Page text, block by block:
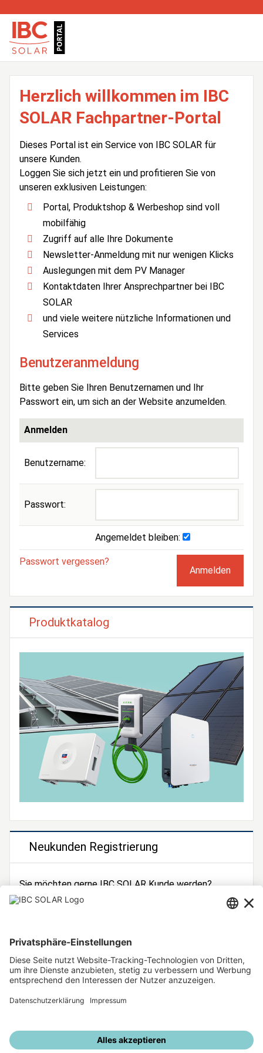
Herzlich willkommen im IBC
SOLAR Fachpartner-Portal
Dieses Portal ist ein Service von IBC SOLAR für
unsere Kunden.
Loggen Sie sich jetzt ein und profitieren Sie von
unseren exklusiven Leistungen:
Portal, Produktshop & Werbeshop sind voll
mobilfähig
Zugriff auf alle Ihre Dokumente
Newsletter-Anmeldung mit nur wenigen Klicks
Auslegungen mit dem PV Manager
Kontaktdaten Ihrer Ansprechpartner bei IBC
SOLAR
und viele weitere nützliche Informationen und
Services
Benutzeranmeldung
Bitte geben Sie Ihren Benutzernamen und Ihr
Passwort ein, um sich an der Website anzumelden.
Anmelden
Benutzername:
Passwort:
Angemeldet bleiben:
Passwort vergessen?
Produktkatalog
Neukunden Registrierung
Sie möchten gerne IBC SOLAR Kunde werden?
Dann registrieren Sie sich jetzt!
Unsere weiteren Angebote
IBC SOLAR Webseite